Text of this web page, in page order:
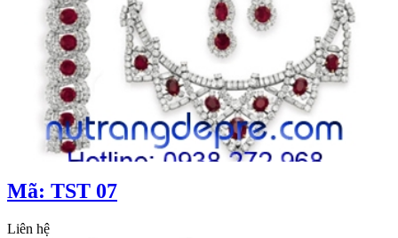
Mã: TST 07
Liên hệ